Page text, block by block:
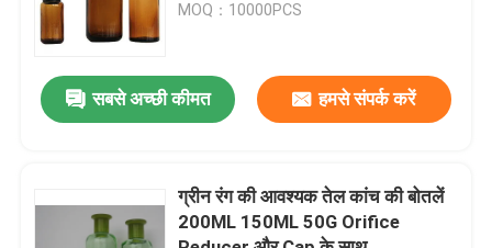
उद्धरण मांगें
खाली कांच की बोतलें
इत्र कांच की बोतलें
MOQ：10000PCS
सबसे अच्छी कीमत हमसे संपर्क करें
ग्रीन रंग की आवश्यक तेल कांच की बोतलें
200ML 150ML 50G Orifice